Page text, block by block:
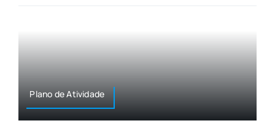
Plano de Atividade